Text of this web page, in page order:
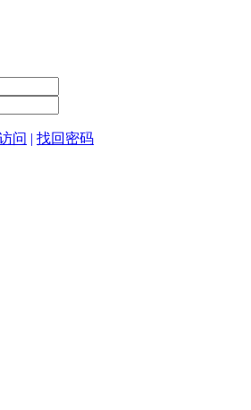
问 | 找回密码